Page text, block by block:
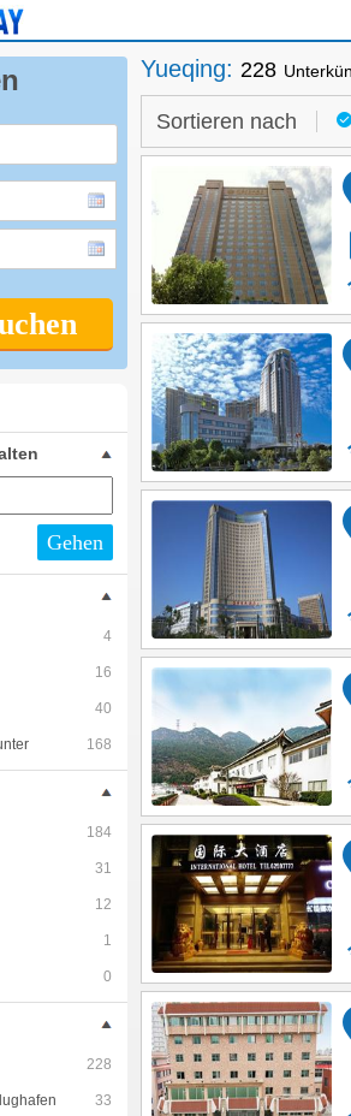
Gehen
4
16
40
168
184
31
12
1
0
228
33
Yueqing: 228
Sortieren nach